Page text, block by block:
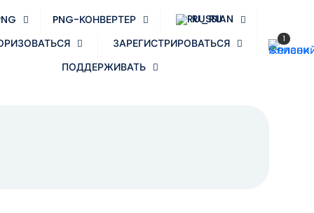
PNG-КОНВЕРТЕР
RUSSIAN
ЗАРЕГИСТРИРОВАТЬСЯ
ПОДДЕРЖИВАТЬ
1